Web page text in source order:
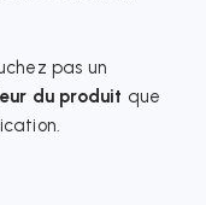
pas un
du produit que